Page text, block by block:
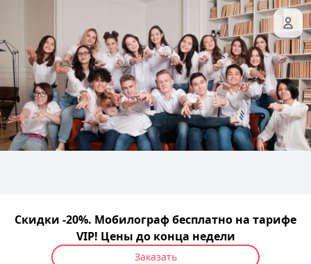
Скидки -20%. Мобилограф бесплатно на тарифе
VIP! Цены до конца недели
Заказать